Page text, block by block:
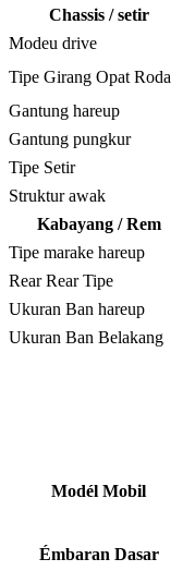
Chassis / setir
Modeu drive
Tipe Girang Opat Roda
Gantung hareup
Gantung pungkur
Tipe Setir
Struktur awak
Kabayang / Rem
Tipe marake hareup
Rear Rear Tipe
Ukuran Ban hareup
Ukuran Ban Belakang
Modél Mobil
Émbaran Dasar